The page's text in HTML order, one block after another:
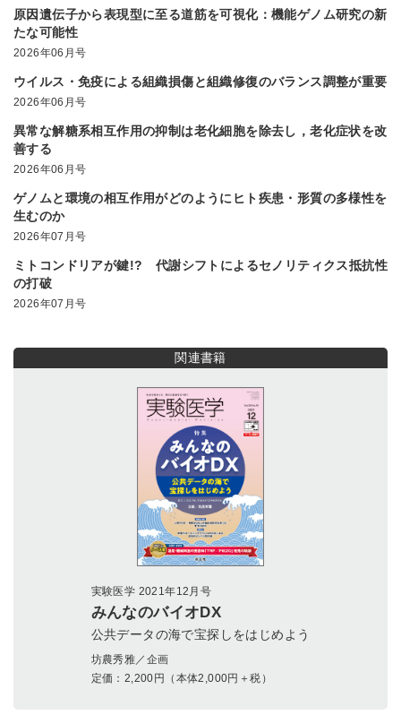
原因遺伝子から表現型に至る道筋を可視化：機能ゲノム研究の新
たな可能性
2026年06月号
ウイルス・免疫による組織損傷と組織修復のバランス調整が重要
2026年06月号
異常な解糖系相互作用の抑制は老化細胞を除去し，老化症状を改
善する
2026年06月号
ゲノムと環境の相互作用がどのようにヒト疾患・形質の多様性を
生むのか
2026年07月号
ミトコンドリアが鍵!? 代謝シフトによるセノリティクス抵抗性
の打破
2026年07月号
関連書籍
実験医学 2021年12月号
みんなのバイオDX
公共データの海で宝探しをはじめよう
坊農秀雅／企画
定価： 2,200 円（本体2,000円＋税）